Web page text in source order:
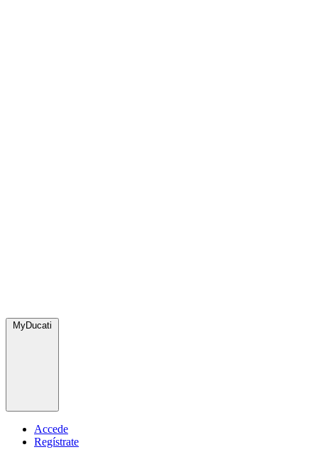
MyDucati
Accede
Regístrate